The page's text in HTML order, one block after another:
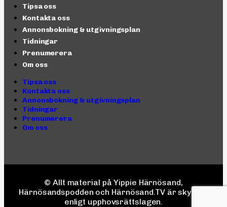
Tipsa oss
Kontakta oss
Annonsbokning & utgivningsplan
Tidningar
Prenumerera
Om oss
Tipsa oss
Kontakta oss
Annonsbokning & utgivningsplan
Tidningar
Prenumerera
Om oss
© Allt material på Yippie Härnösand,
Härnösandspodden och Härnösand.TV är skyddat
enligt upphovsrättslagen.